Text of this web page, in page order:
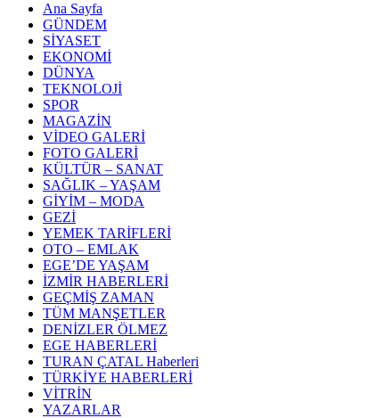
Ana Sayfa
GÜNDEM
SİYASET
EKONOMİ
DÜNYA
TEKNOLOJİ
SPOR
MAGAZİN
VİDEO GALERİ
FOTO GALERİ
KÜLTÜR – SANAT
SAĞLIK – YAŞAM
GİYİM – MODA
GEZİ
YEMEK TARİFLERİ
OTO – EMLAK
EGE’DE YAŞAM
İZMİR HABERLERİ
GEÇMİŞ ZAMAN
TÜM MANŞETLER
DENİZLER ÖLMEZ
EGE HABERLERİ
TURAN ÇATAL Haberleri
TÜRKİYE HABERLERİ
VİTRİN
YAZARLAR